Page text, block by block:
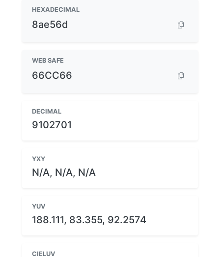
HEXADECIMAL
8ae56d
WEB SAFE
66CC66
DECIMAL
9102701
YXY
N/A, N/A, N/A
YUV
188.111, 83.355, 92.2574
CIELUV